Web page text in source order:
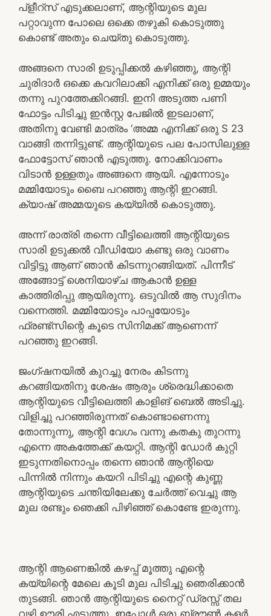
പ്ളീറ്സ് എടുക്കലാണ്, ആന്റിയുടെ മുല
പറ്റാവുന്ന പോലെ ഒക്കെ തഴുകി കൊടുത്തു
കൊണ്ട് അതും ചെയ്തു കൊടുത്തു.
അങ്ങനെ സാരി ഉടുപ്പിക്കൽ കഴിഞ്ഞു, ആന്റി
ചുരിദാർ ഒക്കെ കവറിലാക്കി എനിക്ക് ഒരു ഉമ്മയും
തന്നു പുറത്തേക്കിറങ്ങി. ഇനി അടുത്ത പണി
ഫോട്ടം പിടിച്ചു ഇൻസ്റ്റ പേജിൽ ഇടലാണ്,
അതിനു വേണ്ടി മാത്രം ‘അമ്മ എനിക്ക് ഒരു S 23
വാങ്ങി തന്നിട്ടുണ്ട്. ആന്റിയുടെ പല പോസിലുള്ള
ഫോട്ടോസ് ഞാൻ എടുത്തു. നോക്കിവാണം
വിടാൻ ഉള്ളതും അങ്ങനെ ആയി. എന്നോടും
മമ്മിയോടും ബൈ പറഞ്ഞു ആന്റി ഇറങ്ങി.
ക്യാഷ് അമ്മയുടെ കയ്യിൽ കൊടുത്തു.
അന്ന് രാത്രി തന്നെ വീട്ടിലെത്തി ആന്റിയുടെ
സാരി ഉടുക്കൽ വീഡിയോ കണ്ടു ഒരു വാണം
വിട്ടിട്ടു ആണ് ഞാൻ കിടന്നുറങ്ങിയത്. പിന്നീട്
അങ്ങോട്ട് ശെനിയാഴ്ച ആകാൻ ഉള്ള
കാത്തിരിപ്പു ആയിരുന്നു. ഒടുവിൽ ആ സുദിനം
വന്നെത്തി. മമ്മിയോടും പാപ്പയോടും
ഫ്രണ്ട്സിന്റെ കൂടെ സിനിമക്ക് ആണെന്ന്
പറഞ്ഞു ഇറങ്ങി.
ജംഗ്ഷനയിൽ കുറച്ചു നേരം കിടന്നു
കറങ്ങിയതിനു ശേഷം ആരും ശ്രെദ്ധിക്കാതെ
ആന്റിയുടെ വീട്ടിലെത്തി കാളിങ് ബെൽ അടിച്ചു.
വിളിച്ചു പറഞ്ഞിരുന്നത് കൊണ്ടാണെന്നു
തോന്നുന്നു, ആന്റി വേഗം വന്നു കതകു തുറന്നു
എന്നെ അകത്തേക്ക് കയറ്റി. ആന്റി ഡോർ കുറ്റി
ഇടുന്നതിനൊപ്പം തന്നെ ഞാൻ ആന്റിയെ
പിന്നിൽ നിന്നും കയറി പിടിച്ചു എന്റെ കുണ്ണ
ആന്റിയുടെ ചന്തിയിലേക്കു ചേർത്ത് വെച്ചു ആ
മുല രണ്ടും ഞെക്കി പിഴിഞ്ഞ് കൊണ്ടേ ഇരുന്നു.
ആന്റി ആണെങ്കിൽ കഴപ്പ് മൂത്തു എന്റെ
കയ്യിന്റെ മേലെ കൂടി മുല പിടിച്ചു ഞെരിക്കാൻ
തുടങ്ങി. ഞാൻ ആന്റിയുടെ നൈറ്റ് ഡ്രസ്സ് തല
വഴി ഊരി എടുത്തു. ഇപ്പോൾ ഒരു ബ്രൗൺ കളർ